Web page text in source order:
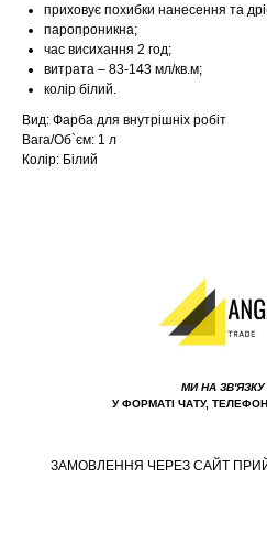
приховує похибки нанесення та
паропроникна;
час висихання 2 год;
витрата – 83-143 мл/кв.м;
колір білий.
Вид: Фарба для внутрішніх робіт
Вага/Об`єм: 1 л
Колір: Білий
МИ НА ЗВ'ЯЗКУ
У ФОРМАТІ ЧАТУ,
ЗАМОВЛЕННЯ ЧЕРЕЗ САЙТ